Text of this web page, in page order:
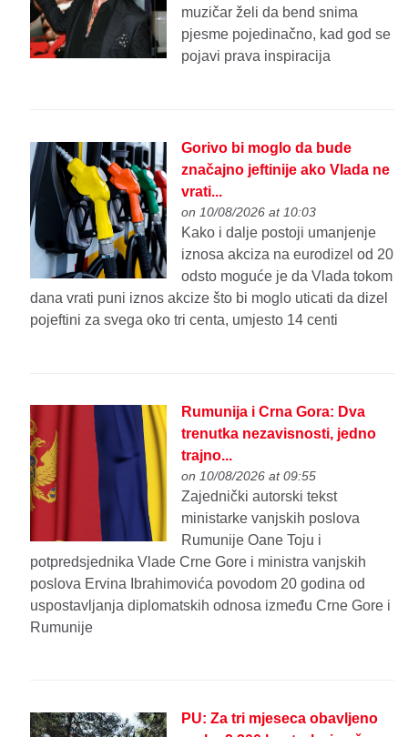
muzičar želi da bend snima
pjesme pojedinačno, kad god se
pojavi prava inspiracija
Gorivo bi moglo da bude
značajno jeftinije ako Vlada ne
vrati...
on 10/08/2026 at 10:03
Kako i dalje postoji umanjenje
iznosa akciza na eurodizel od 20
odsto moguće je da Vlada tokom
dana vrati puni iznos akcize što bi moglo uticati da dizel
pojeftini za svega oko tri centa, umjesto 14 centi
Rumunija i Crna Gora: Dva
trenutka nezavisnosti, jedno
trajno...
on 10/08/2026 at 09:55
Zajednički autorski tekst
ministarke vanjskih poslova
Rumunije Oane Toju i
potpredsjednika Vlade Crne Gore i ministra vanjskih
poslova Ervina Ibrahimovića povodom 20 godina od
uspostavljanja diplomatskih odnosa između Crne Gore i
Rumunije
PU: Za tri mjeseca obavljeno